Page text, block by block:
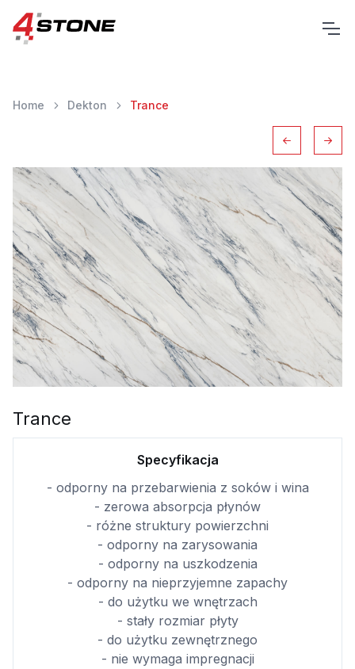
Home Dekton Trance
Trance
Specyfikacja
- odporny na przebarwienia z soków i wina
- zerowa absorpcja płynów
- różne struktury powierzchni
- odporny na zarysowania
- odporny na uszkodzenia
- odporny na nieprzyjemne zapachy
- do użytku we wnętrzach
- stały rozmiar płyty
- do użytku zewnętrznego
- nie wymaga impregnacji